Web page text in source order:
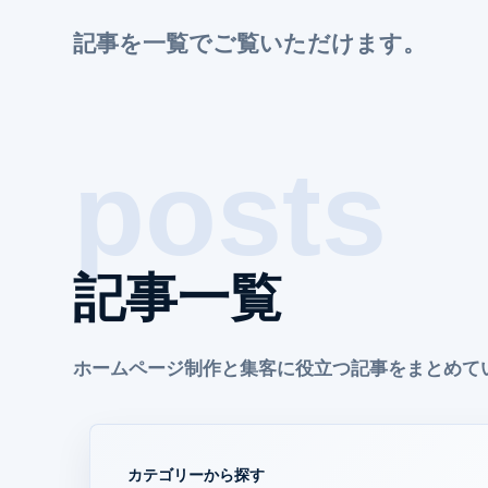
記事を一覧でご覧いただけます。
記事一覧
ホームページ制作と集客に役立つ記事をまとめて
カテゴリーから探す